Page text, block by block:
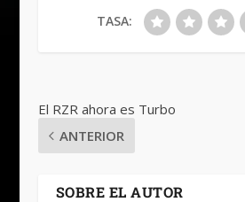
TASA:
El RZR ahora es Turbo
ANTERIOR
SOBRE EL AUTOR